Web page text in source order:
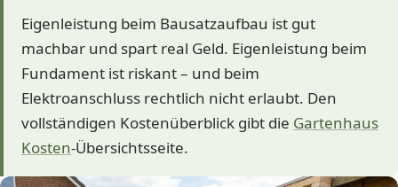
Eigenleistung beim Bausatzaufbau ist gut
machbar und spart real Geld. Eigenleistung beim
Fundament ist riskant – und beim
Elektroanschluss rechtlich nicht erlaubt. Den
vollständigen Kostenüberblick gibt die Gartenhaus
Kosten-Übersichtsseite.